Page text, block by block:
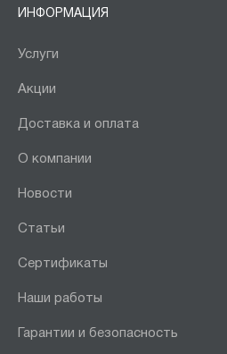
ИНФОРМАЦИЯ
Услуги
Акции
Доставка и оплата
О компании
Новости
Статьи
Сертификаты
Наши работы
Гарантии и безопасность